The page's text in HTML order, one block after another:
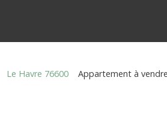
Le Havre 76600 Appartement à